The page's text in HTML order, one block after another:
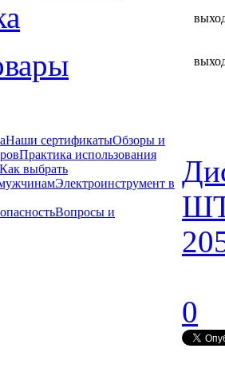
Наши сертификатыОбзоры и
Практика использования
Как выбрать
Электроинструмент в
Вопросы и
0